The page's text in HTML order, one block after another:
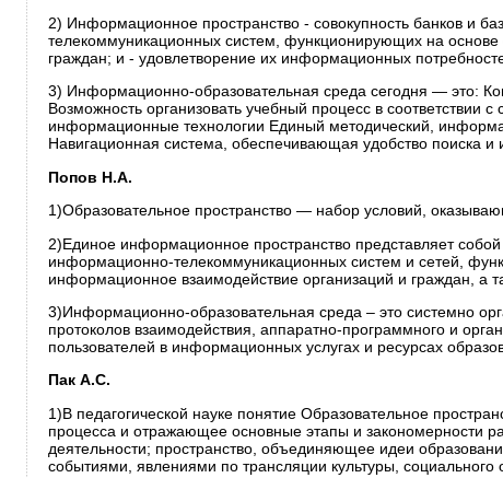
2) Информационное пространство - совокупность банков и
телекоммуникационных систем, функционирующих на
граждан; и - удовлетворение их информационных
3) Информационно-образовательная среда сегодня — это:
Возможность организовать учебный процесс в
информационные технологии Единый методический,
Навигационная система, обеспечивающая удобство поиска
Попов Н.А.
1)Образовательное пространство — набор условий,
2)Единое информационное пространство представляет
информационно-телекоммуникационных систем и сетей,
информационное взаимодействие организаций и граждан, а
3)Информационно-образовательная среда – это системно
протоколов взаимодействия, аппаратно-программного и
пользователей в информационных услугах и ресурсах
Пак А.С.
1)В педагогической науке понятие Образовательное
процесса и отражающее основные этапы и закономерности
деятельности; пространство, объединяющее идеи
событиями, явлениями по трансляции культуры,